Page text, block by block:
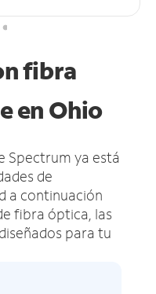
fibra
en Ohio
Spectrum ya está
de
a continuación
fibra óptica, las
para tu